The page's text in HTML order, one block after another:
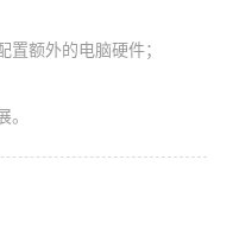
额外的电脑硬件；
。